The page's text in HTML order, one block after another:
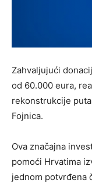
Zahvaljujući
od 60.000 eura,
rekonstrukcije
Fojnica.
Ova značajna
pomoći Hrvatima
jednom potvrđena